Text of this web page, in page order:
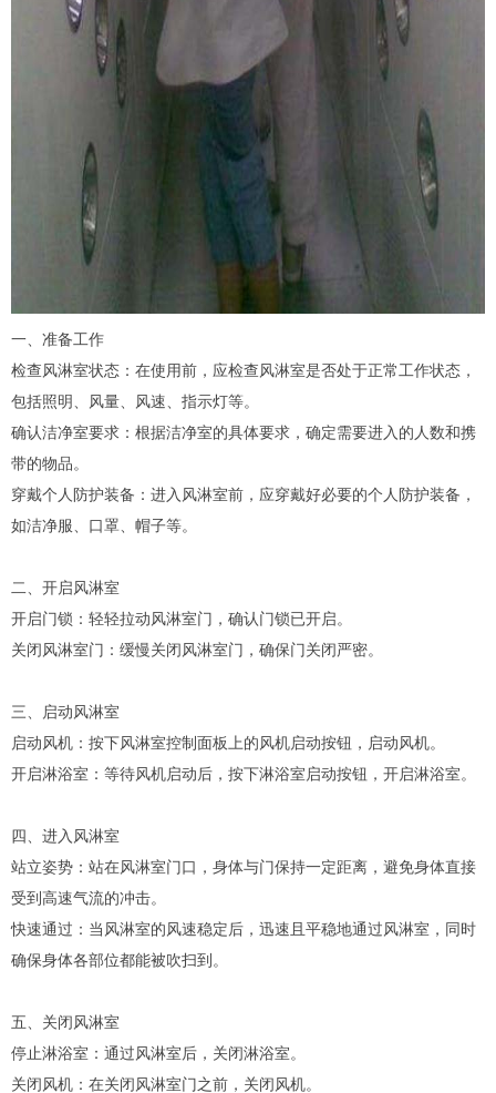
一、准备工作
检查风淋室状态：在使用前，应检查风淋室是否处于正常工作状态，
包括照明、风量、风速、指示灯等。
确认洁净室要求：根据洁净室的具体要求，确定需要进入的人数和携
带的物品。
穿戴个人防护装备：进入风淋室前，应穿戴好必要的个人防护装备，
如洁净服、口罩、帽子等。
二、开启风淋室
开启门锁：轻轻拉动风淋室门，确认门锁已开启。
关闭风淋室门：缓慢关闭风淋室门，确保门关闭严密。
三、启动风淋室
启动风机：按下风淋室控制面板上的风机启动按钮，启动风机。
开启淋浴室：等待风机启动后，按下淋浴室启动按钮，开启淋浴室。
四、进入风淋室
站立姿势：站在风淋室门口，身体与门保持一定距离，避免身体直接
受到高速气流的冲击。
快速通过：当风淋室的风速稳定后，迅速且平稳地通过风淋室，同时
确保身体各部位都能被吹扫到。
五、关闭风淋室
停止淋浴室：通过风淋室后，关闭淋浴室。
关闭风机：在关闭风淋室门之前，关闭风机。